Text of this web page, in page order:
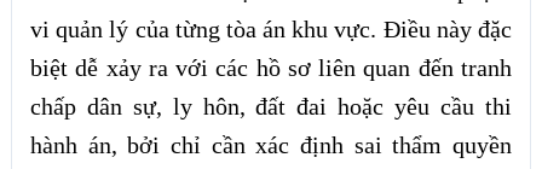
vi quản lý của từng tòa án khu vực. Điều này đặc
biệt dễ xảy ra với các hồ sơ liên quan đến tranh
chấp dân sự, ly hôn, đất đai hoặc yêu cầu thi
hành án, bởi chỉ cần xác định sai thẩm quyền